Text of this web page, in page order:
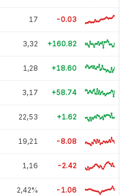
17 -0.03
3,32 +160.82
1,28 +18.60
3,17 +58.74
22,53 +1.62
19,21 -8.08
1,16 -2.42
2,42% -1.06